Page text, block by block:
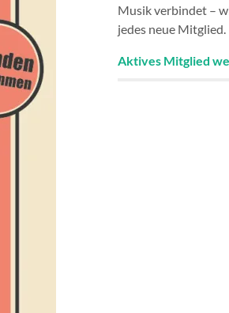
Musik verbindet –
jedes neue Mitglied.
Aktives Mitglied